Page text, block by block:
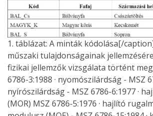
1. táblázat: A minták kódolása[/
műszaki tulajdonságainak
fizikai jellemzők vizsgálata történt
6786-3:1988 · nyomószilárdság - MSZ
nyírószilárdság - MSZ 6786-6:1977 ·
(MOR) MSZ 6786-5:1976 · hajlító